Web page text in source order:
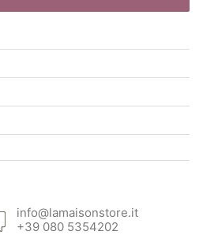
era: è:
info@lamaisonstore.it
+39 080 5354202